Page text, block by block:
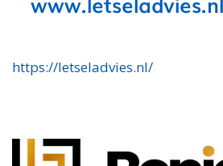
https://letseladvies.nl/